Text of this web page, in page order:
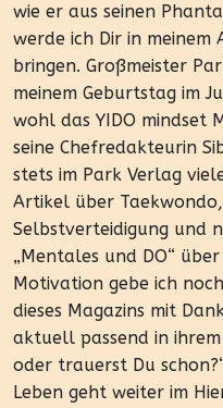
wie er aus seinen
werde ich Dir in meinem
bringen. Großmeister
meinem Geburtstag im
wohl das YIDO mindset
seine Chefredakteurin
stets im Park Verlag
Artikel über
Selbstverteidigung und
„Mentales und DO“
Motivation gebe ich
dieses Magazins mit
aktuell passend in
oder trauerst Du
Leben geht weiter im